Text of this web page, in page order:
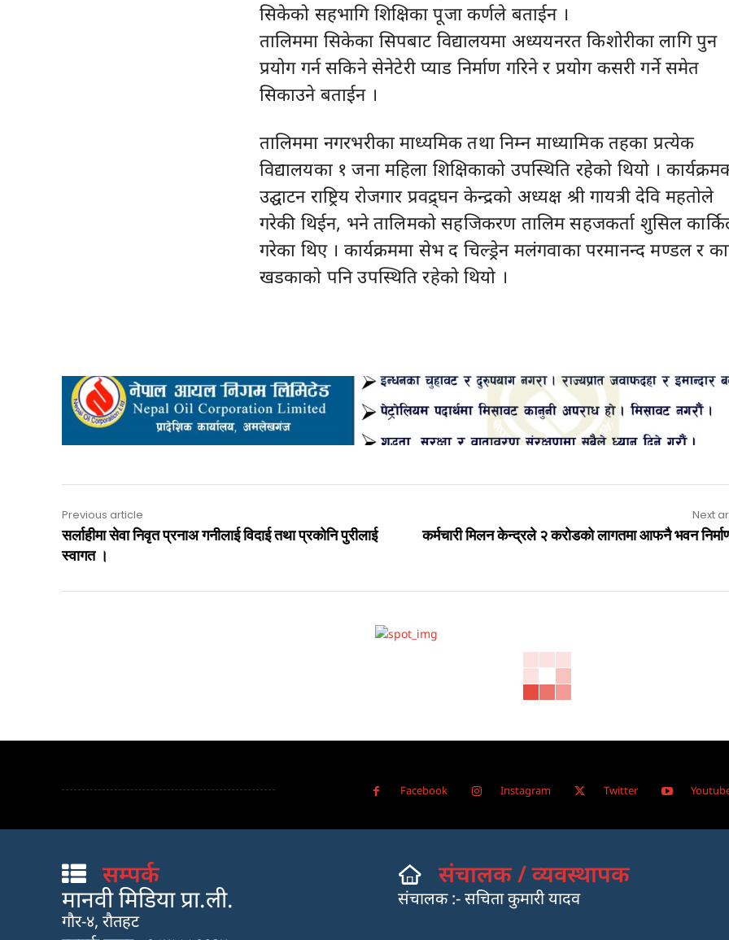
सिकेको सहभागि शिक्षिका पूजा कर्णले बताईन ।
तालिममा सिकेका सिपबाट विद्यालयमा अध्ययनरत किशोरीका लागि पुन
प्रयोग गर्न सकिने सेनेटेरी प्याड निर्माण गरिने र प्रयोग कसरी गर्ने समेत
सिकाउने बताईन ।
तालिममा नगरभरीका माध्यमिक तथा निम्न माध्यामिक तहका प्रत्येक
विद्यालयका १ जना महिला शिक्षिकाको उपस्थिति रहेको थियो ।
उद्घाटन राष्ट्रिय रोजगार प्रवद्र्घन केन्द्रको अध्यक्ष श्री गायत्री देवि महतोले
गरेकी थिईन, भने तालिमको सहजिकरण तालिम सहजकर्ता शुसिल
गरेका थिए । कार्यक्रममा सेभ द चिल्ड्रेन मलंगवाका परमानन्द मण्डल र
खडकाको पनि उपस्थिति रहेको थियो ।
Previous article
सर्लाहीमा सेवा निवृत प्रनाअ गनीलाई विदाई तथा प्रकोनि पुरीलाई
स्वागत ।
Next
कर्मचारी मिलन केन्द्रले २ करोडको लागतमा आफनै भवन
Facebook Instagram Twitter
सम्पर्क
मानवी मिडिया प्रा.ली.
गौर-४, रौतहट
संचालक / व्यवस्थापक
संचालक :- सचिता कुमारी यादव